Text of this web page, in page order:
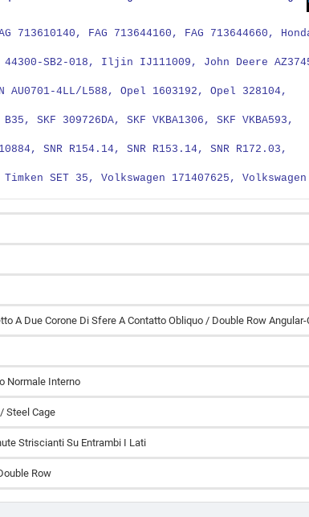
713610140, FAG 713644160, FAG 713644660,
44300-SB2-018, Iljin IJ111009, John Deere
AU0701-4LL/L588, Opel 1603192, Opel 328104,
SKF 309726DA, SKF VKBA1306, SKF VKBA593,
SNR R154.14, SNR R153.14, SNR R172.03,
SET 35, Volkswagen 171407625, Volkswagen
A Due Corone Di Sfere A Contatto Obliquo / Double Row
Normale Interno
Steel Cage
Striscianti Su Entrambi I Lati
Row